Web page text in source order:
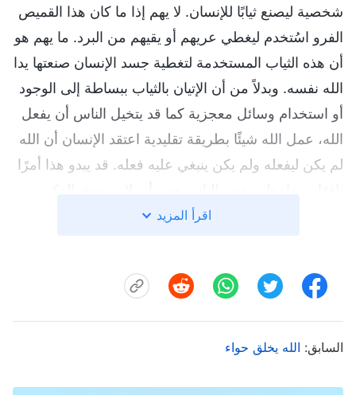
شخصية ليصنع ثيابًا للإنسان. لا يهم إذا ما كان هذا القميص
الفرو اسُتخدم ليغطي عريهم أو يقيهم من البرد. ما يهم هو
أن هذه الثياب المستخدمة لتغطية جسد الإنسان صنعتها يدا
الله نفسه. وبدلاً من أن الإتيان بالثياب ببساطة إلى الوجود
أو استخدام وسائل معجزية كما قد يتخيل الناس أن يفعل
الله، عمل الله شيئًا بطريقة تقليدية اعتقد الإنسان أن الله
لم يكن ليفعله ولم يكن ينبغي عليه فعله. قد يبدو هذا أمرًا
لكنه يسمح لأي تابع لله، كانت تكتنفه تصورات مبهمة عن
تُحتمل الذين يظنون أنفسهم سامين وأجلاء لأن يحنوا
رؤوسهم المتشامخة في خزي في وجه اتضاع الله
وأصالته. هنا، تمكن أصالة الله واتضاعه الناس من أن يروا
اقرأ المزيد
السابق: الله يخلق حواء